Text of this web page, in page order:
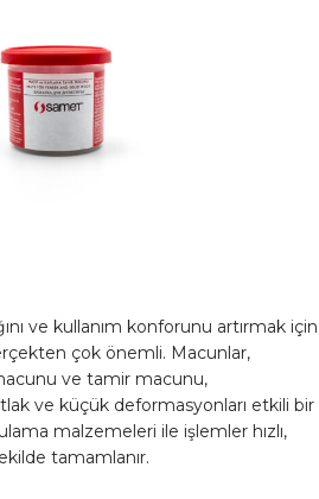
ve kullanım konforunu artırmak için
çok önemli. Macunlar,
ve tamir macunu,
ve küçük deformasyonları etkili bir
malzemeleri ile işlemler hızlı,
tamamlanır.